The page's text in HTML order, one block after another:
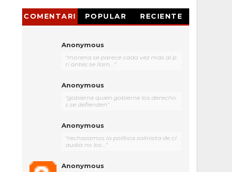
COMENTARI
POPULAR RECIENTE
Anonymous
"morena se parece cada vez más al p
ri antes se llam..."
Anonymous
"gobierne quien gobierne los derecho
s se defienden"
Anonymous
"rechazamos la política salinista de cl
audia no los..."
Anonymous